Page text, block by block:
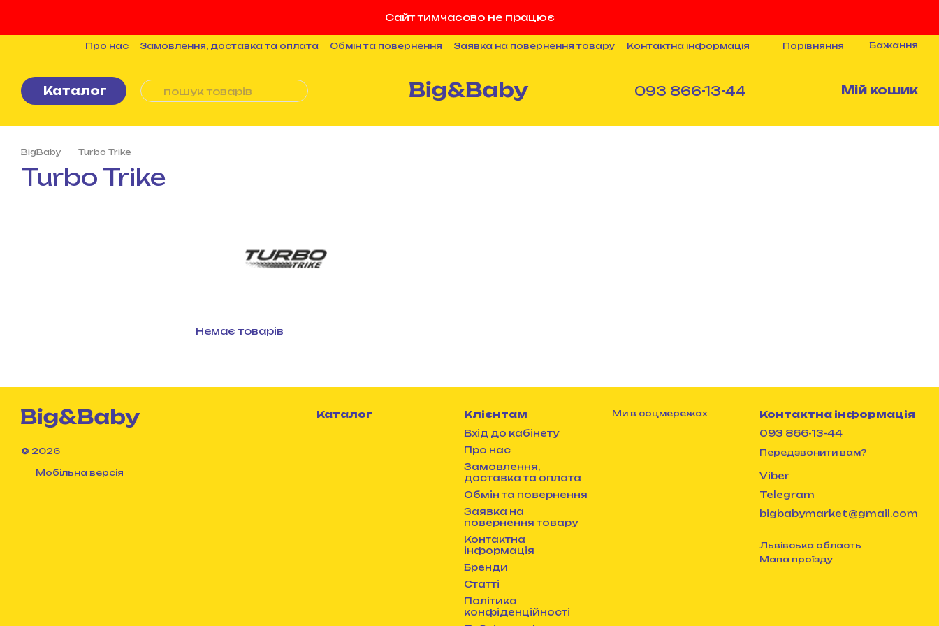
Сайт тимчасово не працює
Про нас Замовлення, доставка та оплата Обмін та повернення Заявка на повернення товару
Контактна інформація
Порівняння Бажання
Каталог 093 866-13-44 Мій кошик
BigBaby Turbo Trike
Turbo Trike
Немає товарів
© 2026
Мобільна версія
Каталог Клієнтам
Вхід до кабінету
Про нас
Замовлення,
доставка та оплата
Обмін та повернення
Заявка на
повернення товару
Контактна
інформація
Бренди
Статті
Політика
конфіденційності
Ми в соцмережах Контактна інформація
093 866-13-44
Передзвонити вам?
Viber
Telegram
bigbabymarket@gmail.com
Львівська область
Мапа проїзду